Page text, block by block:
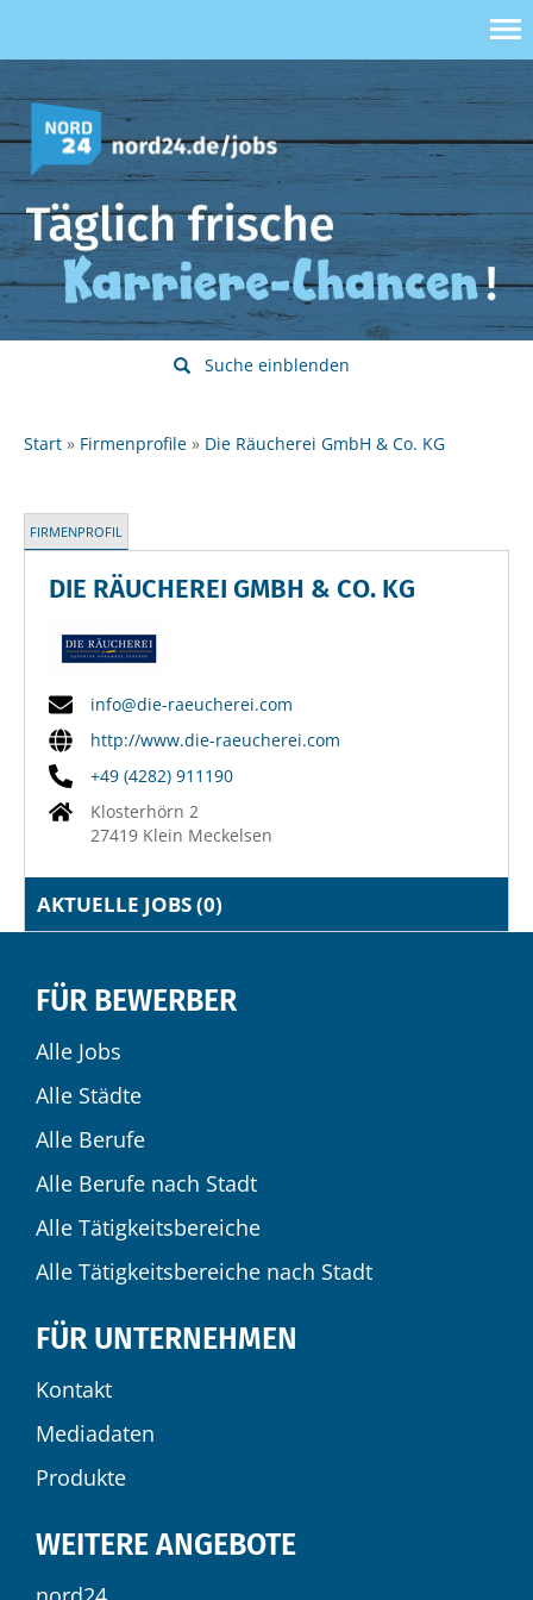
Suche einblenden
Start Firmenprofile Die Räucherei GmbH & Co. KG
FIRMENPROFIL
DIE RÄUCHEREI GMBH & CO. KG
info@die-raeucherei.com
http://www.die-raeucherei.com
+49 (4282) 911190
Klosterhörn 2
27419 Klein Meckelsen
AKTUELLE JOBS (0)
FÜR BEWERBER
Alle Jobs
Alle Städte
Alle Berufe
Alle Berufe nach Stadt
Alle Tätigkeitsbereiche
Alle Tätigkeitsbereiche nach Stadt
FÜR UNTERNEHMEN
Kontakt
Mediadaten
Produkte
WEITERE ANGEBOTE